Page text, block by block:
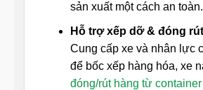
sản xuất một cách an toàn.
Hỗ trợ xếp dỡ & đóng
Cung cấp xe và nhân lực
để bốc xếp hàng hóa, xe
đóng/rút hàng từ container